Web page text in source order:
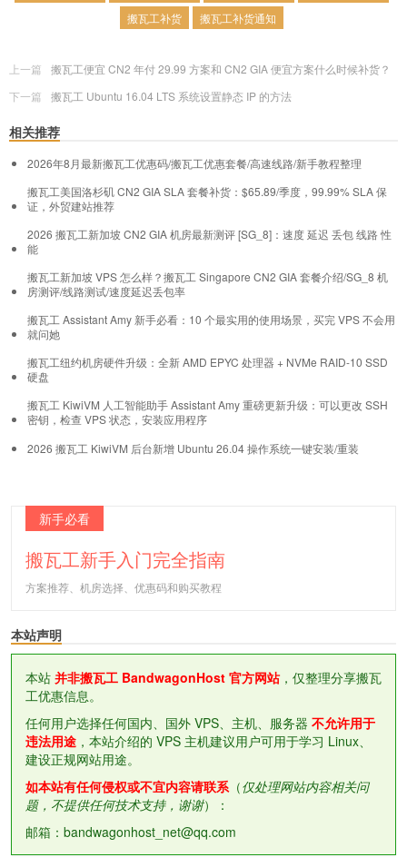
搬瓦工补货
搬瓦工补货通知
上一篇
搬瓦工便宜 CN2 年付 29.99 方案和 CN2 GIA 便宜方案什么时候补货？
下一篇
搬瓦工 Ubuntu 16.04 LTS 系统设置静态 IP 的方法
相关推荐
2026年8月最新搬瓦工优惠码/搬瓦工优惠套餐/高速线路/新手教程整理
搬瓦工美国洛杉矶 CN2 GIA SLA 套餐补货：$65.89/季度，99.99% SLA 保
证，外贸建站推荐
2026 搬瓦工新加坡 CN2 GIA 机房最新测评 [SG_8]：速度 延迟 丢包 线路 性
能
搬瓦工新加坡 VPS 怎么样？搬瓦工 Singapore CN2 GIA 套餐介绍/SG_8 机
房测评/线路测试/速度延迟丢包率
搬瓦工 Assistant Amy 新手必看：10 个最实用的使用场景，买完 VPS 不会用
就问她
搬瓦工纽约机房硬件升级：全新 AMD EPYC 处理器 + NVMe RAID-10 SSD
硬盘
搬瓦工 KiwiVM 人工智能助手 Assistant Amy 重磅更新升级：可以更改 SSH
密钥，检查 VPS 状态，安装应用程序
2026 搬瓦工 KiwiVM 后台新增 Ubuntu 26.04 操作系统一键安装/重装
新手必看
搬瓦工新手入门完全指南
方案推荐、机房选择、优惠码和购买教程
本站声明
本站 并非搬瓦工 BandwagonHost 官方网站，仅整理分享搬瓦
工优惠信息。
任何用户选择任何国内、国外 VPS、主机、服务器 不允许用于
违法用途 ，本站介绍的 VPS 主机建议用户可用于学习 Linux、
建设正规网站用途。
如本站有任何侵权或不宜内容请联系 （仅处理网站内容相关问
题，不提供任何技术支持，谢谢）：
邮箱：bandwagonhost_net@qq.com